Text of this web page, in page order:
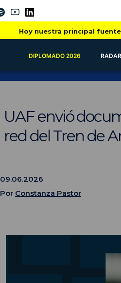
Hoy nuestra principal
DIPLOMADO 2026 RADAR
UAF envió
red del Tren de
09.06.2026
Por Constanza Pastor